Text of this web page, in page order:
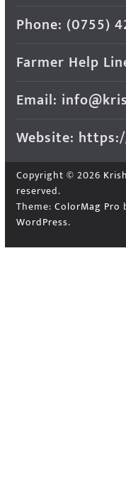
Phone: (0755)
Farmer Help
Email:
Website:
Copyright © 2026
reserved.
Theme: ColorMag Pro
WordPress.